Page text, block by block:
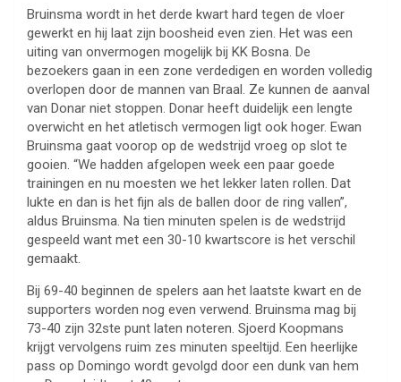
Bruinsma wordt in het derde kwart hard tegen de vloer
gewerkt en hij laat zijn boosheid even zien. Het was een
uiting van onvermogen mogelijk bij KK Bosna. De
bezoekers gaan in een zone verdedigen en worden volledig
overlopen door de mannen van Braal. Ze kunnen de aanval
van Donar niet stoppen. Donar heeft duidelijk een lengte
overwicht en het atletisch vermogen ligt ook hoger. Ewan
Bruinsma gaat voorop op de wedstrijd vroeg op slot te
gooien. “We hadden afgelopen week een paar goede
trainingen en nu moesten we het lekker laten rollen. Dat
lukte en dan is het fijn als de ballen door de ring vallen”,
aldus Bruinsma. Na tien minuten spelen is de wedstrijd
gespeeld want met een 30-10 kwartscore is het verschil
gemaakt.
Bij 69-40 beginnen de spelers aan het laatste kwart en de
supporters worden nog even verwend. Bruinsma mag bij
73-40 zijn 32ste punt laten noteren. Sjoerd Koopmans
krijgt vervolgens ruim zes minuten speeltijd. Een heerlijke
pass op Domingo wordt gevolgd door een dunk van hem